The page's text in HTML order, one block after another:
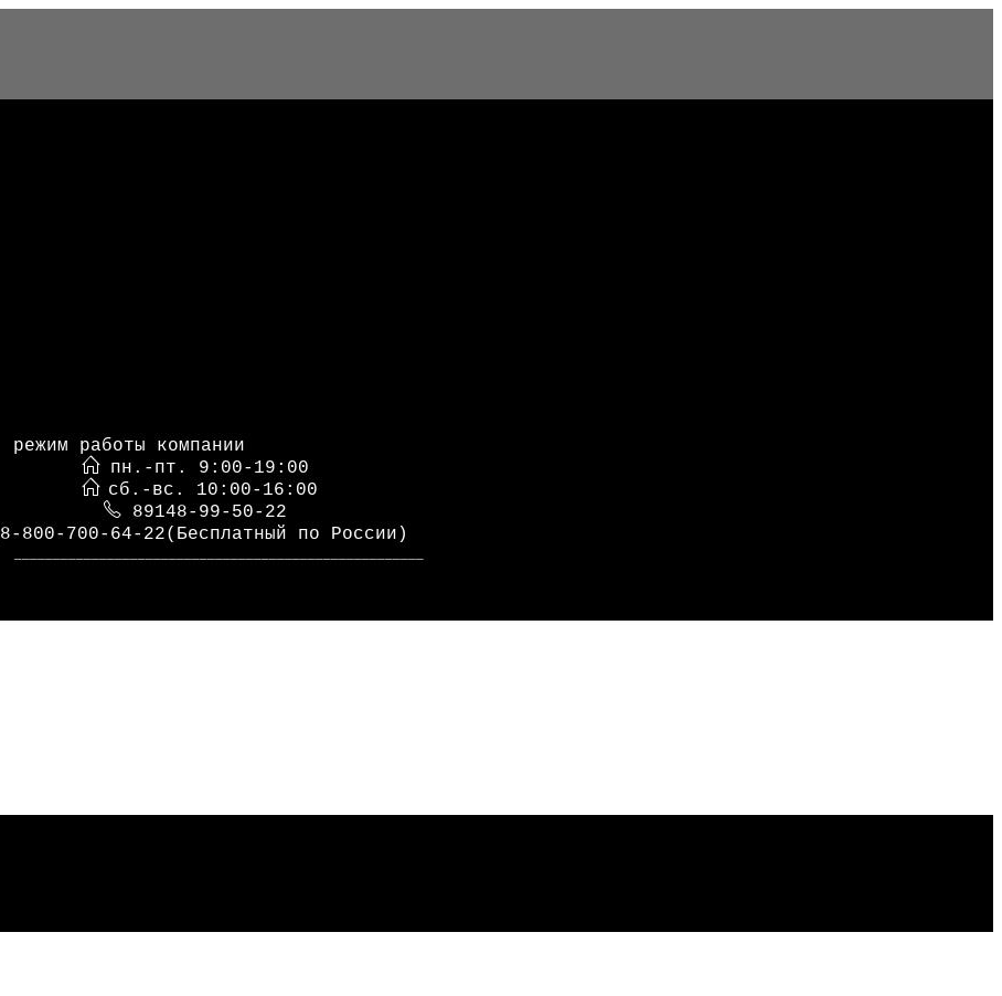
режим работы компании
пн.-пт. 9:00-19:00
сб.-вс. 10:00-16:00
89148-99-50-22
8-800-700-64-22(Бесплатный по России)